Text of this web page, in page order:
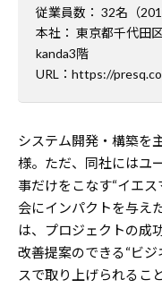
従業員数： 32名（
本社： 東京都千代田
kanda3階
URL： https://
システム開発・構築を
様。ただ、同社にはユ
事だけをこなす“イエ
会にインパクトを与え
は、プロジェクトの成
改善提案のできる“ビ
スで取り上げられるこ